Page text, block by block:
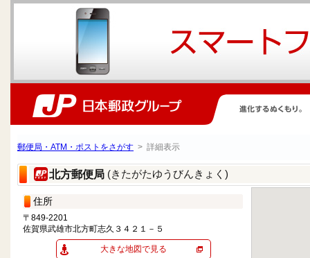
郵便局・ATM・ポストをさがす > 詳細表示
北方郵便局 (きたがたゆうびんきょく)
住所
〒849-2201
佐賀県武雄市北方町志久３４２１－５
大きな地図で見る